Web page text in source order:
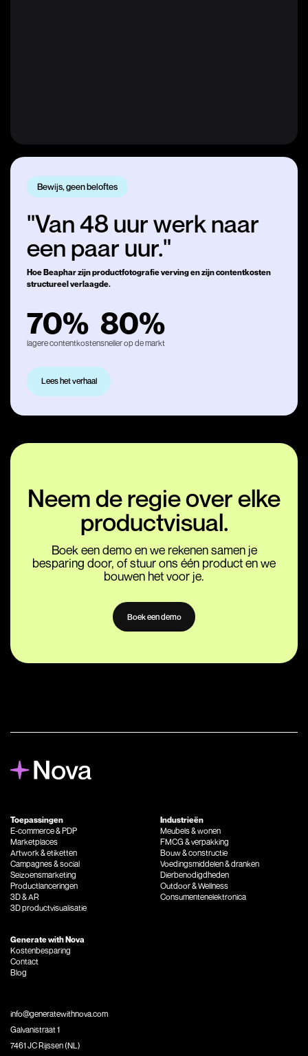
Bewijs, geen beloftes
"Van 48 uur werk naar
een paar uur."
Hoe Beaphar zijn productfotografie verving en zijn contentkosten
structureel verlaagde.
70%
lagere contentkosten
80%
sneller op de markt
Lees het verhaal
Neem de regie over elke
productvisual.
Boek een demo en we rekenen samen je
besparing door, of stuur ons één product en we
bouwen het voor je.
Boek een demo
Toepassingen
E-commerce & PDP
Marketplaces
Artwork & etiketten
Campagnes & social
Seizoensmarketing
Productlanceringen
3D & AR
3D productvisualisatie
Industrieën
Meubels & wonen
FMCG & verpakking
Bouw & constructie
Voedingsmiddelen & dranken
Dierbenodigdheden
Outdoor & Wellness
Consumentenelektronica
Generate with Nova
Kostenbesparing
Contact
Blog
info@generatewithnova.com
Galvanistraat 1
7461 JC Rijssen (NL)